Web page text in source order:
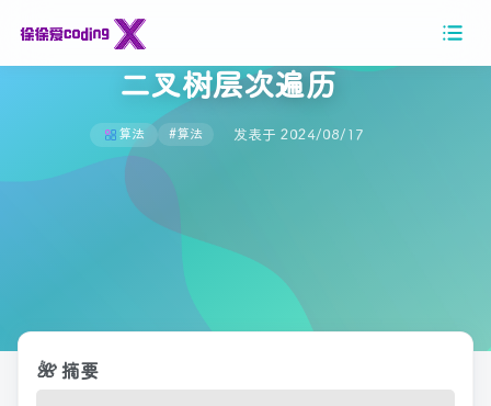
二叉树层次遍历
算法 #算法 发表于 2024/08/17
🌺摘要